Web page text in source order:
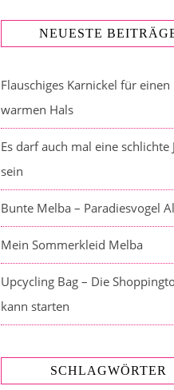
NEUESTE
Flauschiges Karnickel für einen
warmen Hals
Es darf auch mal eine schlichte
sein
Bunte Melba – Paradiesvogel
Mein Sommerkleid Melba
Upcycling Bag – Die
kann starten
SCHLAGWÖRTER